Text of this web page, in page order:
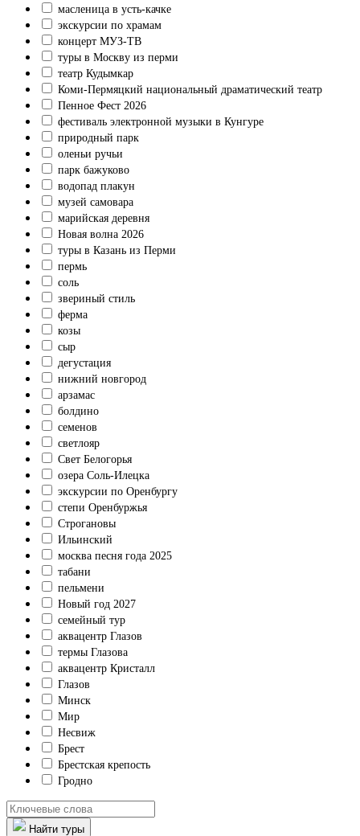
масленица в усть-качке
экскурсии по храмам
концерт МУЗ-ТВ
туры в Москву из перми
театр Кудымкар
Коми‑Пермяцкий национальный драматический театр
Пенное Фест 2026
фестиваль электронной музыки в Кунгуре
природный парк
оленьи ручьи
парк бажуково
водопад плакун
музей самовара
марийская деревня
Новая волна 2026
туры в Казань из Перми
пермь
соль
звериный стиль
ферма
козы
сыр
дегустация
нижний новгород
арзамас
болдино
семенов
светлояр
Свет Белогорья
озера Соль-Илецка
экскурсии по Оренбургу
степи Оренбуржья
Строгановы
Ильинский
москва песня года 2025
табани
пельмени
Новый год 2027
семейный тур
аквацентр Глазов
термы Глазова
аквацентр Кристалл
Глазов
Минск
Мир
Несвиж
Брест
Брестская крепость
Гродно
Найти туры